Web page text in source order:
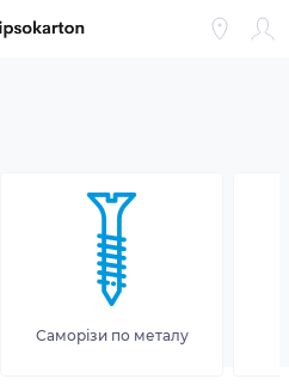
Саморізи по металу